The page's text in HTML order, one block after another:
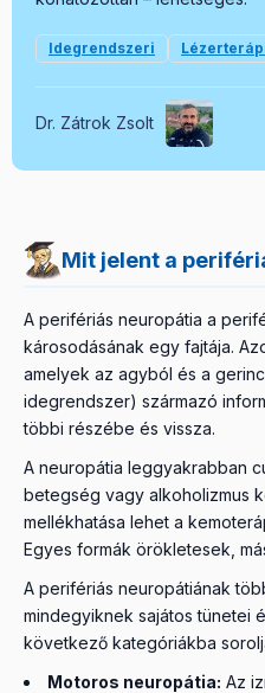
Idegrendszeri
Dr. Zátrok Zsolt
Mit jelent a
A perifériás neuropátia a
károsodásának egy fajtája.
amelyek az agyból és a
idegrendszer) származó
többi részébe és vissza.
A neuropátia leggyakrabban
betegség vagy alkoholizmus
mellékhatása lehet a
Egyes formák örökletesek,
A perifériás neuropátiának
mindegyiknek sajátos tünetei
következő kategóriákba
Motoros neuropátia: Az